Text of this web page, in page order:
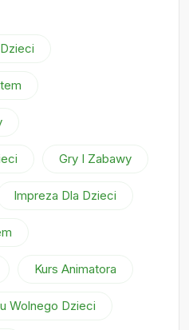
Gry I Zabawy
Impreza Dla Dzieci
Kurs Animatora
Wolnego Dzieci